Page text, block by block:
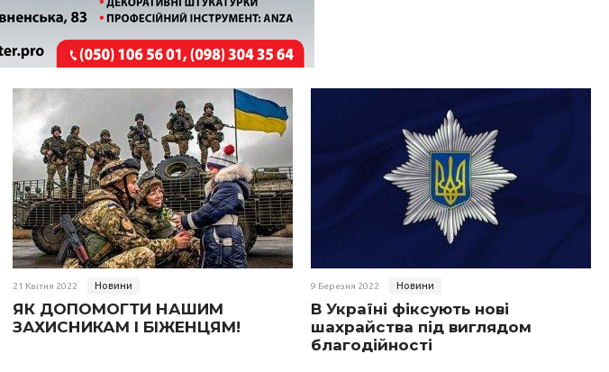
21 Квітня 2022 Новини
ЯК ДОПОМОГТИ НАШИМ
ЗАХИСНИКАМ І БІЖЕНЦЯМ!
9 Березня 2022 Новини
В Україні фіксують нові
шахрайства під виглядом
благодійності